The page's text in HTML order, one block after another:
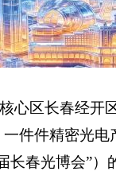
心区长春经
件件精密光
长春光博会”